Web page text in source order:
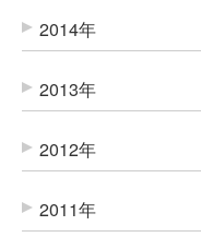
2014年
2013年
2012年
2011年